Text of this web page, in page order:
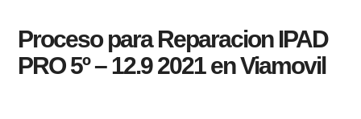
Proceso para Reparacion IPAD
PRO 5º – 12.9 2021 en Viamovil